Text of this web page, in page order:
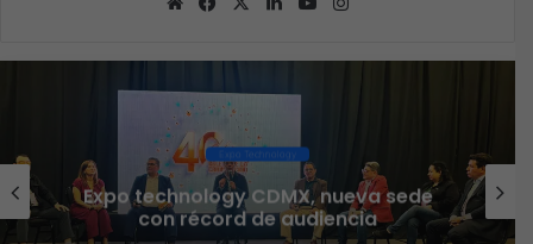
Ciberseguridad
Veeam nombra a Fernando Zambrana
Country Manager para México